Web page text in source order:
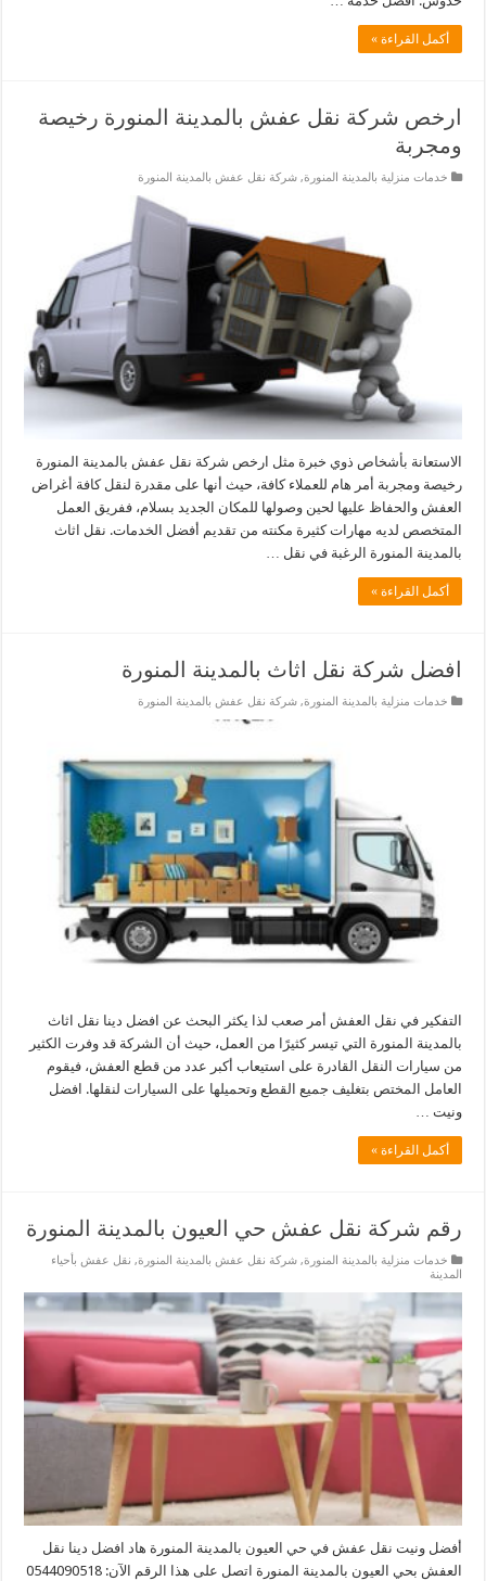
أكمل القراءة »
ارخص شركة نقل عفش بالمدينة المنورة رخيصة
ومجربة
خدمات منزلية بالمدينة المنورة,شركة نقل عفش بالمدينة المنورة
الاستعانة بأشخاص ذوي خبرة مثل ارخص شركة نقل عفش بالمدينة المنورة
رخيصة ومجربة أمر هام للعملاء كافة، حيث أنها على مقدرة لنقل كافة أغراض
العفش والحفاظ عليها لحين وصولها للمكان الجديد بسلام، ففريق العمل
المتخصص لديه مهارات كثيرة مكنته من تقديم أفضل الخدمات. نقل اثاث
بالمدينة المنورة الرغبة في نقل …
أكمل القراءة »
افضل شركة نقل اثاث بالمدينة المنورة
خدمات منزلية بالمدينة المنورة,شركة نقل عفش بالمدينة المنورة
التفكير في نقل العفش أمر صعب لذا يكثر البحث عن افضل دينا نقل اثاث
بالمدينة المنورة التي تيسر كثيرًا من العمل، حيث أن الشركة قد وفرت الكثير
من سيارات النقل القادرة على استيعاب أكبر عدد من قطع العفش، فيقوم
العامل المختص بتغليف جميع القطع وتحميلها على السيارات لنقلها. افضل
ونيت …
أكمل القراءة »
رقم شركة نقل عفش حي العيون بالمدينة المنورة
خدمات منزلية بالمدينة المنورة,شركة نقل عفش بالمدينة المنورة, نقل عفش بأحياء
المدينة
أفضل ونيت نقل عفش في حي العيون بالمدينة المنورة هاد افضل دينا نقل
العفش بحي العيون بالمدينة المنورة اتصل على هذا الرقم الآن: 0544090518